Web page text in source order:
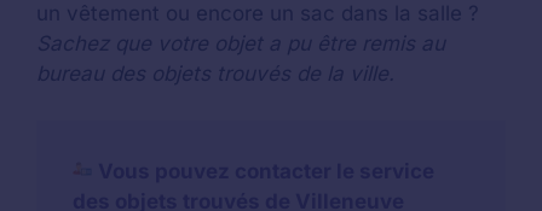
un vêtement ou encore un sac dans la salle ?
Sachez que votre objet a pu être remis au
bureau des objets trouvés de la ville.